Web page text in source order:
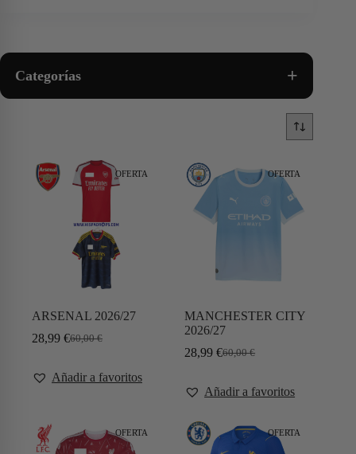
Categorías +
OFERTA
ARSENAL 2026/27
60,00€
28,99 €
Añadir a favoritos
OFERTA
MANCHESTER CITY
2026/27
60,00€
28,99€
Añadir a favoritos
OFERTA OFERTA